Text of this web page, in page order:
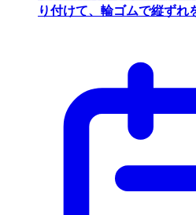
り付けて、輪ゴムで縦ずれ